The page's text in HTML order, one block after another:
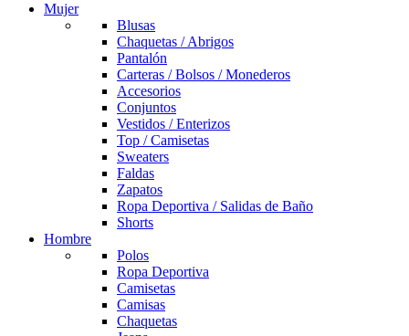
Mujer
Blusas
Chaquetas / Abrigos
Pantalón
Carteras / Bolsos / Monederos
Accesorios
Conjuntos
Vestidos / Enterizos
Top / Camisetas
Sweaters
Faldas
Zapatos
Ropa Deportiva / Salidas de Baño
Shorts
Hombre
Polos
Ropa Deportiva
Camisetas
Camisas
Chaquetas